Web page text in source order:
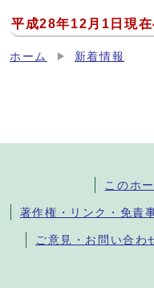
平成28年12月1日現在
ホーム 新着情報
このホ
著作権・リンク・免責
ご意見・お問い合わ